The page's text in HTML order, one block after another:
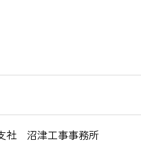
社 沼津工事事務所